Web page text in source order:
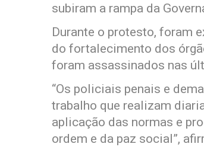
subiram a rampa da
Durante o protesto, foram
do fortalecimento dos
foram assassinados nas
“Os policiais penais e
trabalho que realizam
aplicação das normas e
ordem e da paz social”,